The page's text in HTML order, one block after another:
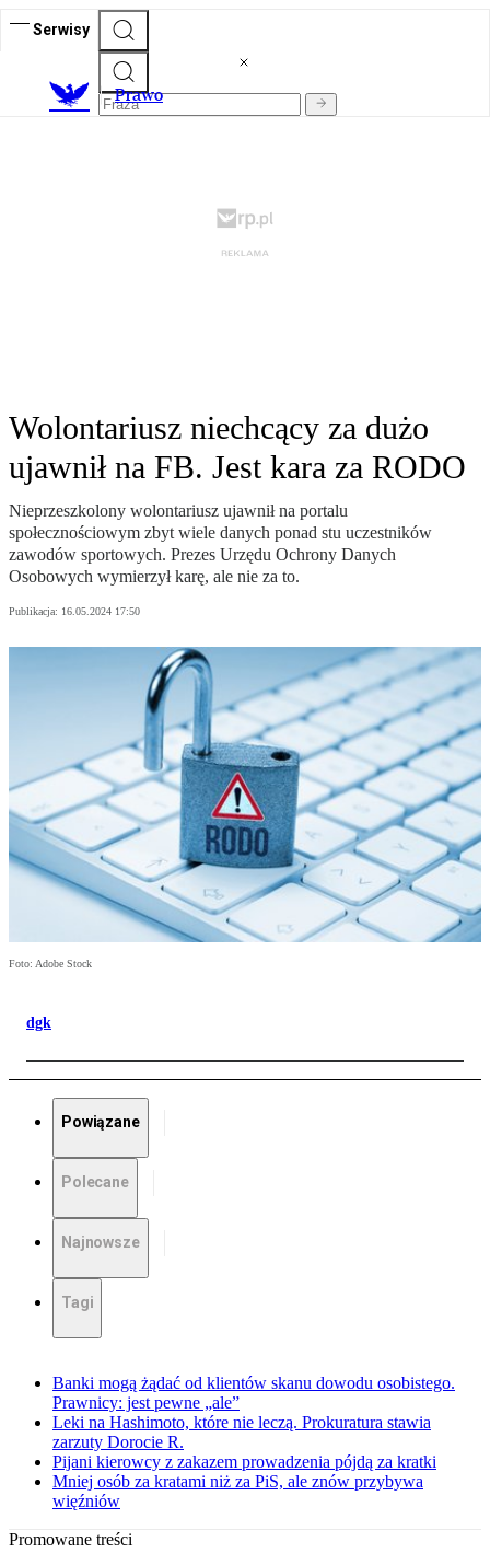
Serwisy
Prawo
Wolontariusz niechcący za dużo
ujawnił na FB. Jest kara za RODO
Nieprzeszkolony wolontariusz ujawnił na portalu
społecznościowym zbyt wiele danych ponad stu uczestników
zawodów sportowych. Prezes Urzędu Ochrony Danych
Osobowych wymierzył karę, ale nie za to.
Publikacja: 16.05.2024 17:50
Foto: Adobe Stock
dgk
Powiązane
Polecane
Najnowsze
Tagi
Banki mogą żądać od klientów skanu dowodu osobistego.
Prawnicy: jest pewne „ale”
Leki na Hashimoto, które nie leczą. Prokuratura stawia
zarzuty Dorocie R.
Pijani kierowcy z zakazem prowadzenia pójdą za kratki
Mniej osób za kratami niż za PiS, ale znów przybywa
więźniów
Promowane treści